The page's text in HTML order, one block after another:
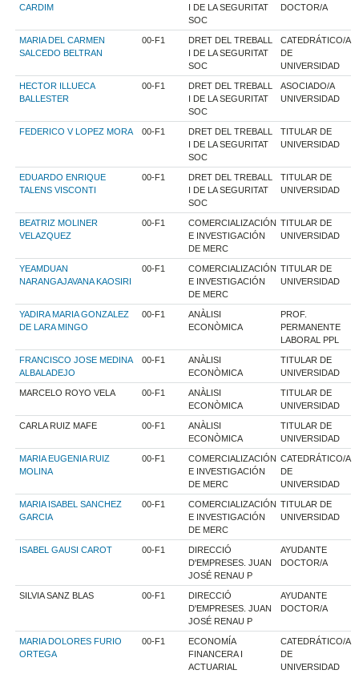
CARDIM
I DE LA SEGURITAT
SOC
DOCTOR/A
MARIA DEL CARMEN
SALCEDO BELTRAN
00-F1
DRET DEL TREBALL
I DE LA SEGURITAT
SOC
CATEDRÁTICO/A
DE
UNIVERSIDAD
HECTOR ILLUECA
BALLESTER
00-F1
DRET DEL TREBALL
I DE LA SEGURITAT
SOC
ASOCIADO/A
UNIVERSIDAD
FEDERICO V LOPEZ MORA 00-F1
DRET DEL TREBALL
I DE LA SEGURITAT
SOC
TITULAR DE
UNIVERSIDAD
EDUARDO ENRIQUE
TALENS VISCONTI
00-F1
DRET DEL TREBALL
I DE LA SEGURITAT
SOC
TITULAR DE
UNIVERSIDAD
BEATRIZ MOLINER
VELAZQUEZ
00-F1
COMERCIALIZACIÓN
E INVESTIGACIÓN
DE MERC
TITULAR DE
UNIVERSIDAD
YEAMDUAN
NARANGAJAVANA KAOSIRI
00-F1
COMERCIALIZACIÓN
E INVESTIGACIÓN
DE MERC
TITULAR DE
UNIVERSIDAD
YADIRA MARIA GONZALEZ
DE LARA MINGO
00-F1
ANÀLISI
ECONÒMICA
PROF.
PERMANENTE
LABORAL PPL
FRANCISCO JOSE MEDINA
ALBALADEJO
00-F1
ANÀLISI
ECONÒMICA
TITULAR DE
UNIVERSIDAD
MARCELO ROYO VELA 00-F1
ANÀLISI
ECONÒMICA
TITULAR DE
UNIVERSIDAD
CARLA RUIZ MAFE 00-F1
ANÀLISI
ECONÒMICA
TITULAR DE
UNIVERSIDAD
MARIA EUGENIA RUIZ
MOLINA
00-F1
COMERCIALIZACIÓN
E INVESTIGACIÓN
DE MERC
CATEDRÁTICO/A
DE
UNIVERSIDAD
MARIA ISABEL SANCHEZ
GARCIA
00-F1
COMERCIALIZACIÓN
E INVESTIGACIÓN
DE MERC
TITULAR DE
UNIVERSIDAD
ISABEL GAUSI CAROT 00-F1
DIRECCIÓ
D'EMPRESES. JUAN
JOSÉ RENAU P
AYUDANTE
DOCTOR/A
SILVIA SANZ BLAS 00-F1
DIRECCIÓ
D'EMPRESES. JUAN
JOSÉ RENAU P
AYUDANTE
DOCTOR/A
MARIA DOLORES FURIO
ORTEGA
00-F1
ECONOMÍA
FINANCERA I
ACTUARIAL
CATEDRÁTICO/A
DE
UNIVERSIDAD